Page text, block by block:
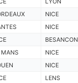
NICE
NICE
BESANCON
MANS NICE
NICE
LENS